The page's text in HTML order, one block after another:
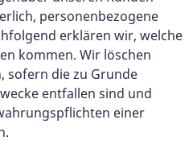
personenbezogene
erklären wir, welche
kommen. Wir löschen
sofern die zu Grunde
entfallen sind und
einer